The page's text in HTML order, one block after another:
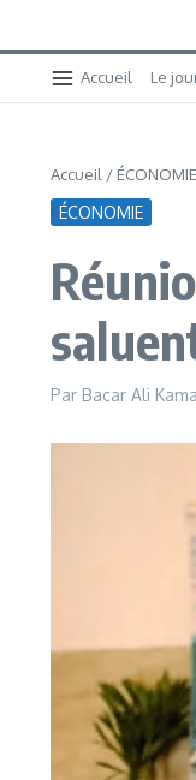
Accueil Le
Accueil / ÉCONOMIE
ÉCONOMIE
Par Bacar Ali